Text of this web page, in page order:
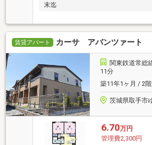
末迄
賃貸アパート カーサ アバンツァート
関東鉄道常総
11分
築11年1ヶ月 / 2
茨城県取手市
6.70万円
管理費2,300円